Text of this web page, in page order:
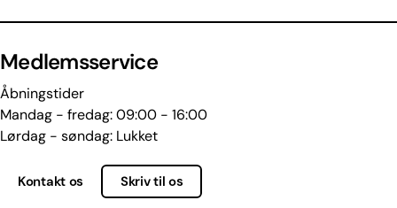
Medlemsservice
Åbningstider
Mandag - fredag: 09:00 - 16:00
Lørdag - søndag: Lukket
Kontakt os Skriv til os